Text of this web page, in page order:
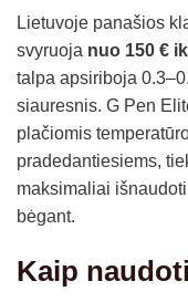
Lietuvoje panašios
svyruoja nuo 150 €
talpa apsiriboja
siauresnis. G Pen
plačiomis
pradedantiesiems,
maksimaliai
bėgant.
Kaip